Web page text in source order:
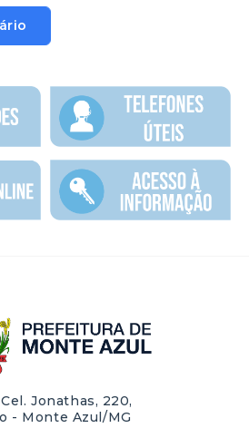
Jonathas, 220,
- Monte Azul/MG